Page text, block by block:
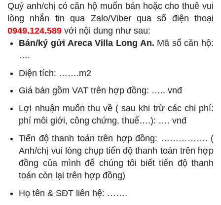
Quý anh/chị có căn hộ muốn bán hoặc cho thuê vui
lòng nhắn tin qua Zalo/Viber qua số điện thoại
0949.124.589 với nội dung như sau:
Bán/ký gửi Areca Villa Long An. Mã số căn hộ:
….
Diện tích: …….m2
Giá bán gồm VAT trên hợp đồng: ….. vnđ
Lợi nhuận muốn thu về ( sau khi trừ các chi phí:
phí môi giới, công chứng, thuế….): …. vnđ
Tiến độ thanh toán trên hợp đồng: ……………. (
Anh/chị vui lòng chụp tiến độ thanh toán trên hợp
đồng của mình để chúng tôi biết tiến độ thanh
toán còn lại trên hợp đồng)
Họ tên & SĐT liên hệ: …….